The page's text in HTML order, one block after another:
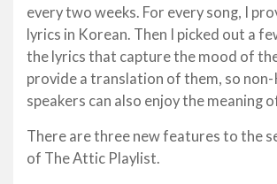
every two weeks. For every song, I
lyrics in Korean. Then I picked out a
the lyrics that capture the mood of
provide a translation of them, so
speakers can also enjoy the meaning
There are three new features to the
of The Attic Playlist.